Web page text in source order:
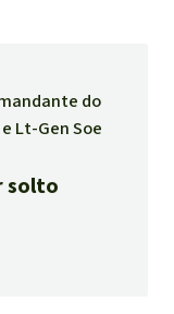
do
Lt-Gen Soe
solto